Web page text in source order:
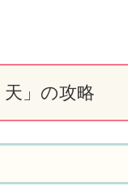
天」の攻略